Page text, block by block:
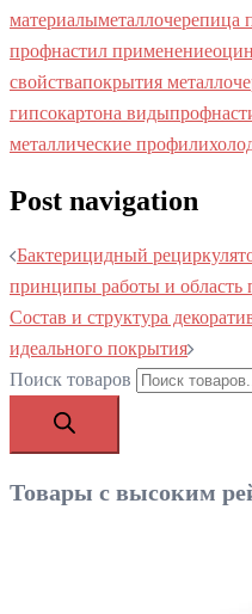
материалыметаллочерепица
профнастил применение
свойствапокрытия
гипсокартона виды
металлические профили
Post navigation
Бактерицидный
принципы работы и область
Состав и структура
идеального покрытия
Поиск товаров
Товары с высоким